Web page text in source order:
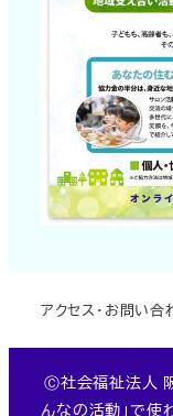
アクセス・お問い合
Ⓒ社会福祉法人
んなの活動」で使